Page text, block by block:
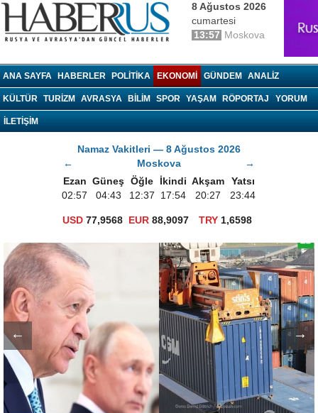
8 Ağustos 2026
cumartesi
13:57 Moskova
ANA SAYFA HABERLER POLITIKA EKONOMI GÜNDEM ANALIZ
KÜLTÜR TURIZM AVRASYA BILIM SPOR YAŞAM RÖPORTAJ YORUM
İLETİŞİM
Namaz Vakitleri — 8 Ağustos 2026
←
Moskova
→
Ezan Güneş Öğle İkindi Akşam
Yatsı
02:57
04:43 12:37 17:54 20:27 23:44
USD 77,9568 EUR 88,9097 TRY1,6598
← →